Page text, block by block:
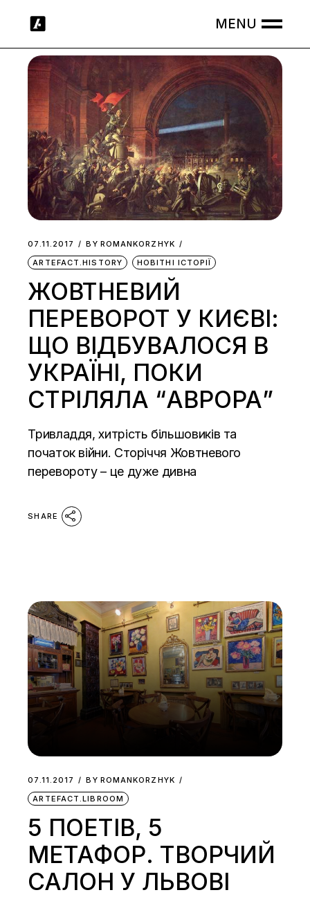
07.11.2017 BY ROMANKORZHYK
ARTEFACT.HISTORY
НОВІТНІ ІСТОРІЇ
ЖОВТНЕВИЙ
ПЕРЕВОРОТ У КИЄВІ:
ЩО ВІДБУВАЛОСЯ В
УКРАЇНІ, ПОКИ
СТРІЛЯЛА “АВРОРА”
Тривладдя, хитрість більшовиків та
початок війни. Сторіччя Жовтневого
перевороту – це дуже дивна
SHARE
07.11.2017 BY ROMANKORZHYK
ARTEFACT.LIBROOM
5 ПОЕТІВ, 5
МЕТАФОР. ТВОРЧИЙ
САЛОН У ЛЬВОВІ